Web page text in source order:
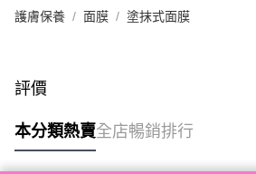
每筆HK$30.00，滿HK$580.00或以上免運費
護膚保養 面膜 塗抹式面膜
評價
本分類熱賣全店暢銷排行